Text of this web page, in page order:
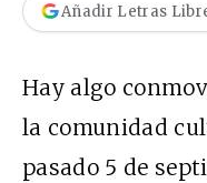
Añadir Letras
Hay algo
la comunidad
pasado 5 de